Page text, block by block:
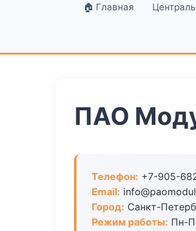
🏠 Главная
ПАО
Телефон: +7-905-
Email:
Город: Санкт-
Режим работы: Пн-